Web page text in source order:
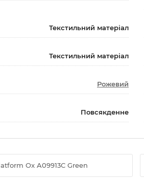
Текстильний матеріал
Текстильний матеріал
Рожевий
Повсякденне
Ox A09913C Green